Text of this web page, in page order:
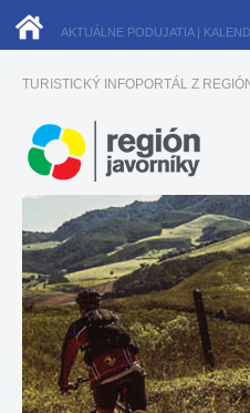
AKTUÁLNE PODUJATIA|
TURISTICKÝ INFOPORTÁL Z